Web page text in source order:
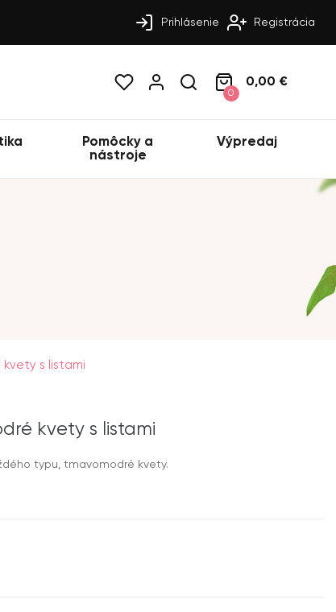
Prihlásenie Registrácia
0
0,00 €
Pomôcky a
nástroje
Výpredaj
s listami
kvety s listami
typu, tmavomodré kvety.